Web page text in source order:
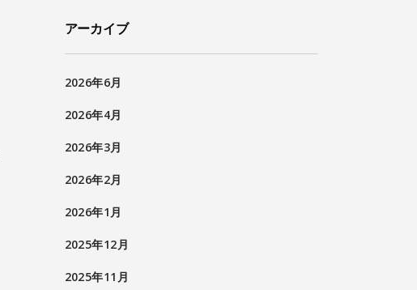
アーカイブ
2026年6月
2026年4月
2026年3月
2026年2月
2026年1月
2025年12月
2025年11月